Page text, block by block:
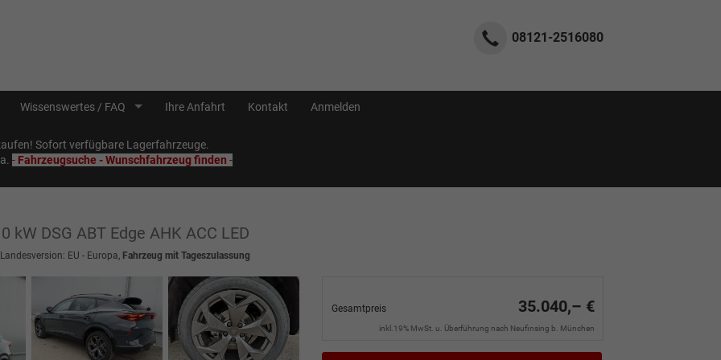
08121-2516080
Wissenswertes / FAQ Ihre Anfahrt Kontakt Anmelden
Sofort verfügbare Lagerfahrzeuge.
- Fahrzeugsuche - Wunschfahrzeug finden -
kW DSG ABT Edge AHK ACC LED
EU - Europa, Fahrzeug mit Tageszulassung
Gesamtpreis 35.040,– €
inkl.19% MwSt. u. Überführung nach Neufinsing b. München